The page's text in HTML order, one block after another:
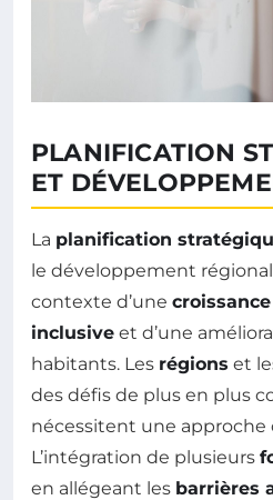
PLANIFICATION
ET
La planification
le développement
contexte d’une
inclusive et d’une
habitants. Les régions et
des défis de plus en plus
nécessitent une
L’intégration de plusieurs
en allégeant les barrières